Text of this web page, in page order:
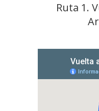
Ruta 1.